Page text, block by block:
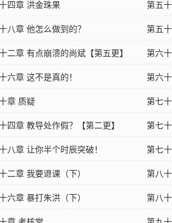
四章 洪金珠果 第五
八章 他怎么做到的？ 第五
二章 有点崩溃的尚斌【第五更】 第六
六章 这不是真的！ 第六
章 质疑 第七
四章 教导处作假？【第二更】 第七
八章 让你半个时辰突破！ 第七
二章 我要退课（下） 第八
六章 暴打朱洪（下） 第八